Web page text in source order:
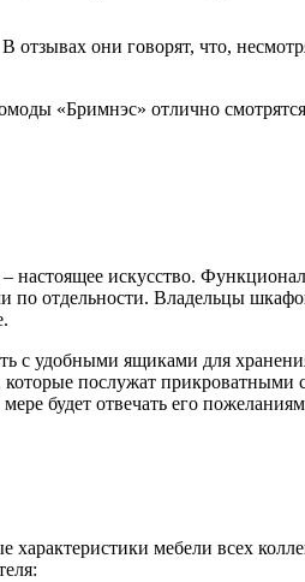
отзывах они говорят, что,
«Бримнэс» отлично
настоящее искусство.
отдельности. Владельцы
с удобными ящиками для
послужат прикроватными
будет отвечать его
мебели всех